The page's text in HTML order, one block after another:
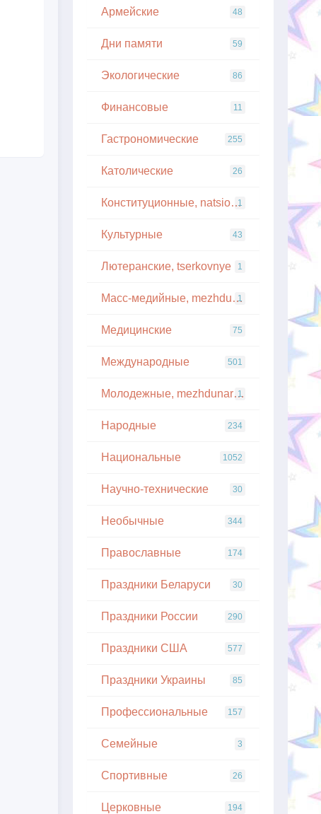
Армейские 48
Дни памяти 59
Экологические 86
Финансовые 11
Гастрономические 255
Католические 26
Конституционные, natsionalnye
1
Культурные 43
Лютеранские, tserkovnye 1
Масс-медийные, mezhdunarodnye
1
Медицинские 75
Международные 501
Молодежные, mezhdunarodnye
1
Народные 234
Национальные 1052
Научно-технические 30
Необычные 344
Православные 174
Праздники Беларуси 30
Праздники России 290
Праздники США 577
Праздники Украины 85
Профессиональные 157
Семейные 3
Спортивные 26
Церковные 194